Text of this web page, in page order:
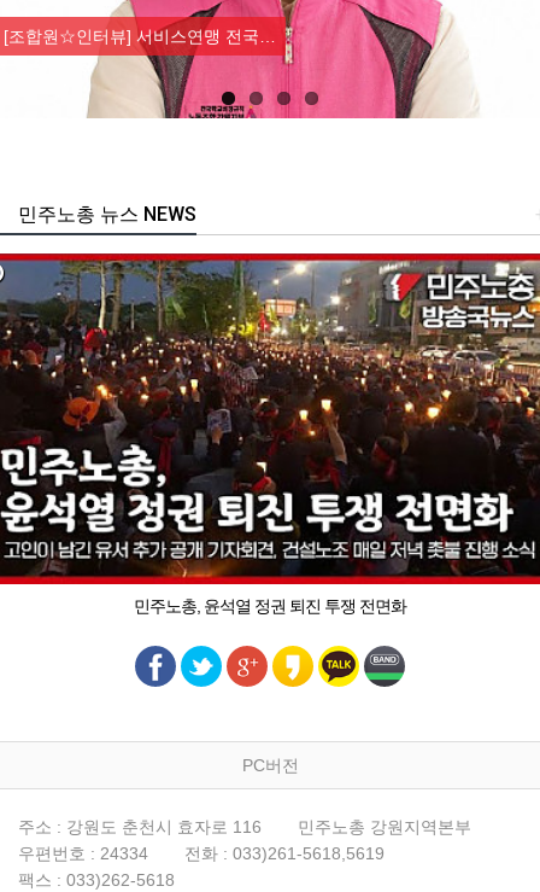
[조합원☆인터뷰] 서비스연맹 전국…
주노총 뉴스 NEWS
민주노총, 윤석열 정권 퇴진 투쟁 전면화
PC버전
주소 : 강원도 춘천시 효자로 116
민주노총 강원지역본부
우편번호 : 24334
전화 : 033)261-5618,5619
팩스 : 033)262-5618